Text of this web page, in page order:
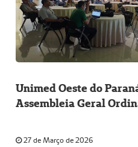
Unimed Oeste do
Assembleia Geral
27 de Março de 2026